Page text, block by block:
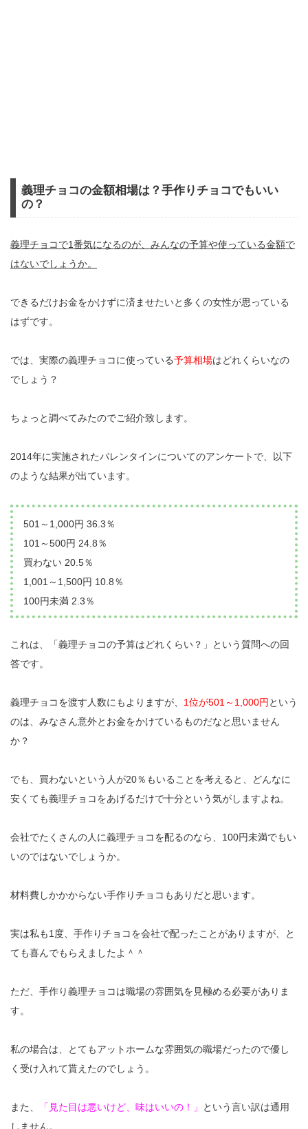
義理チョコの金額相場は？手作りチョコでもいい
の？
義理チョコで1番気になるのが、みんなの予算や使っている金額で
はないでしょうか。
できるだけお金をかけずに済ませたいと多くの女性が思っている
はずです。
では、実際の義理チョコに使っている予算相場はどれくらいなの
でしょう？
ちょっと調べてみたのでご紹介致します。
2014年に実施されたバレンタインについてのアンケートで、以下
のような結果が出ています。
501～1,000円 36.3％
101～500円 24.8％
買わない 20.5％
1,001～1,500円 10.8％
100円未満 2.3％
これは、「義理チョコの予算はどれくらい？」という質問への回
答です。
義理チョコを渡す人数にもよりますが、 1位が501～1,000円 という
のは、みなさん意外とお金をかけているものだなと思いません
か？
でも、買わないという人が20％もいることを考えると、どんなに
安くても義理チョコをあげるだけで十分という気がしますよね。
会社でたくさんの人に義理チョコを配るのなら、100円未満でもい
いのではないでしょうか。
材料費しかかからない手作りチョコもありだと思います。
実は私も1度、手作りチョコを会社で配ったことがありますが、と
ても喜んでもらえましたよ＾＾
ただ、手作り義理チョコは職場の雰囲気を見極める必要がありま
す。
私の場合は、とてもアットホームな雰囲気の職場だったので優し
く受け入れて貰えたのでしょう。
また、 「見た目は悪いけど、味はいいの！」
という言い訳は通用
しません。